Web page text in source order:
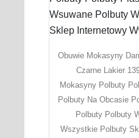
Obuwie Mokasyny
Czarne Lakier
Mokasyny Polbuty
Polbuty Na Obcasie
Polbuty Polbuty
Wszystkie Polbuty